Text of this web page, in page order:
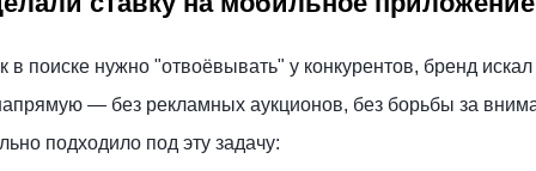
в поиске нужно "отвоёвывать" у конкурентов, бренд искал
— без рекламных аукционов, без борьбы за
подходило под эту задачу: